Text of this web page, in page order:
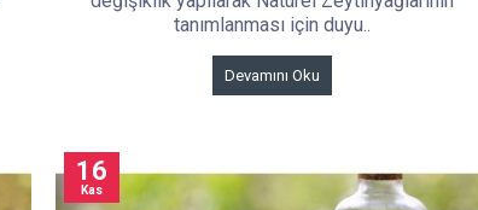
tanımlanması için duyu..
Devamını Oku
16
Kas